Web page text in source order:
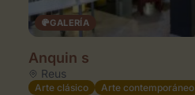
GALERÍA
Anquin s
Reus
Arte clásico Arte contemporáneo